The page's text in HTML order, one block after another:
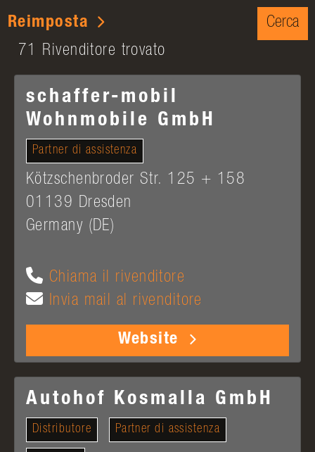
Reimposta
71 Rivenditore trovato
schaffer-mobil
Wohnmobile GmbH
Partner di assistenza
Kötzschenbroder Str. 125 + 158
01139 Dresden
Germany (DE)
Chiama il rivenditore
Invia mail al rivenditore
Website
Autohof Kosmalla GmbH
Distributore Partner di assistenza